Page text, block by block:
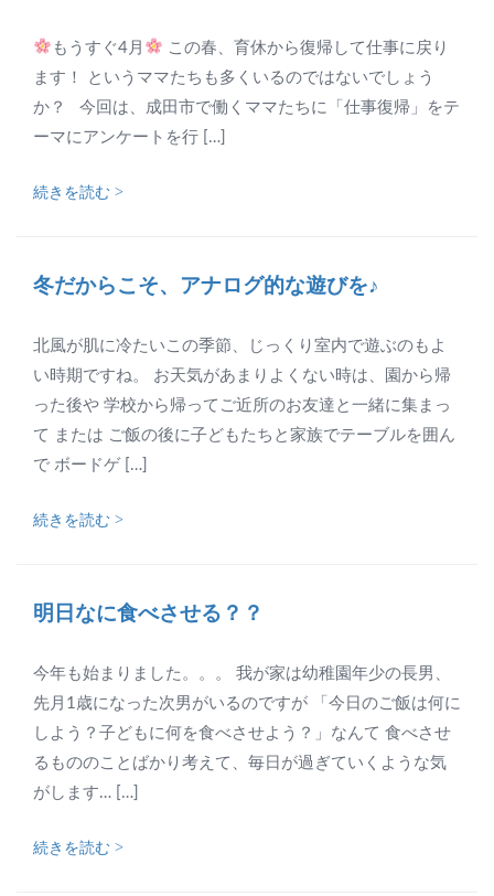
もうすぐ4月
この春、育休から復帰して仕事に戻り
ます！ というママたちも多くいるのではないでしょう
か？ 今回は、成田市で働くママたちに「仕事復帰」をテ
ーマにアンケートを行 […]
続きを読む >
冬だからこそ、アナログ的な遊びを♪
北風が肌に冷たいこの季節、じっくり室内で遊ぶのもよ
い時期ですね。 お天気があまりよくない時は、園から帰
った後や 学校から帰ってご近所のお友達と一緒に集まっ
て または ご飯の後に子どもたちと家族でテーブルを囲ん
で ボードゲ […]
続きを読む >
明日なに食べさせる？？
今年も始まりました。。。 我が家は幼稚園年少の長男、
先月1歳になった次男がいるのですが 「今日のご飯は何に
しよう？子どもに何を食べさせよう？」なんて 食べさせ
るもののことばかり考えて、毎日が過ぎていくような気
がします… […]
続きを読む >